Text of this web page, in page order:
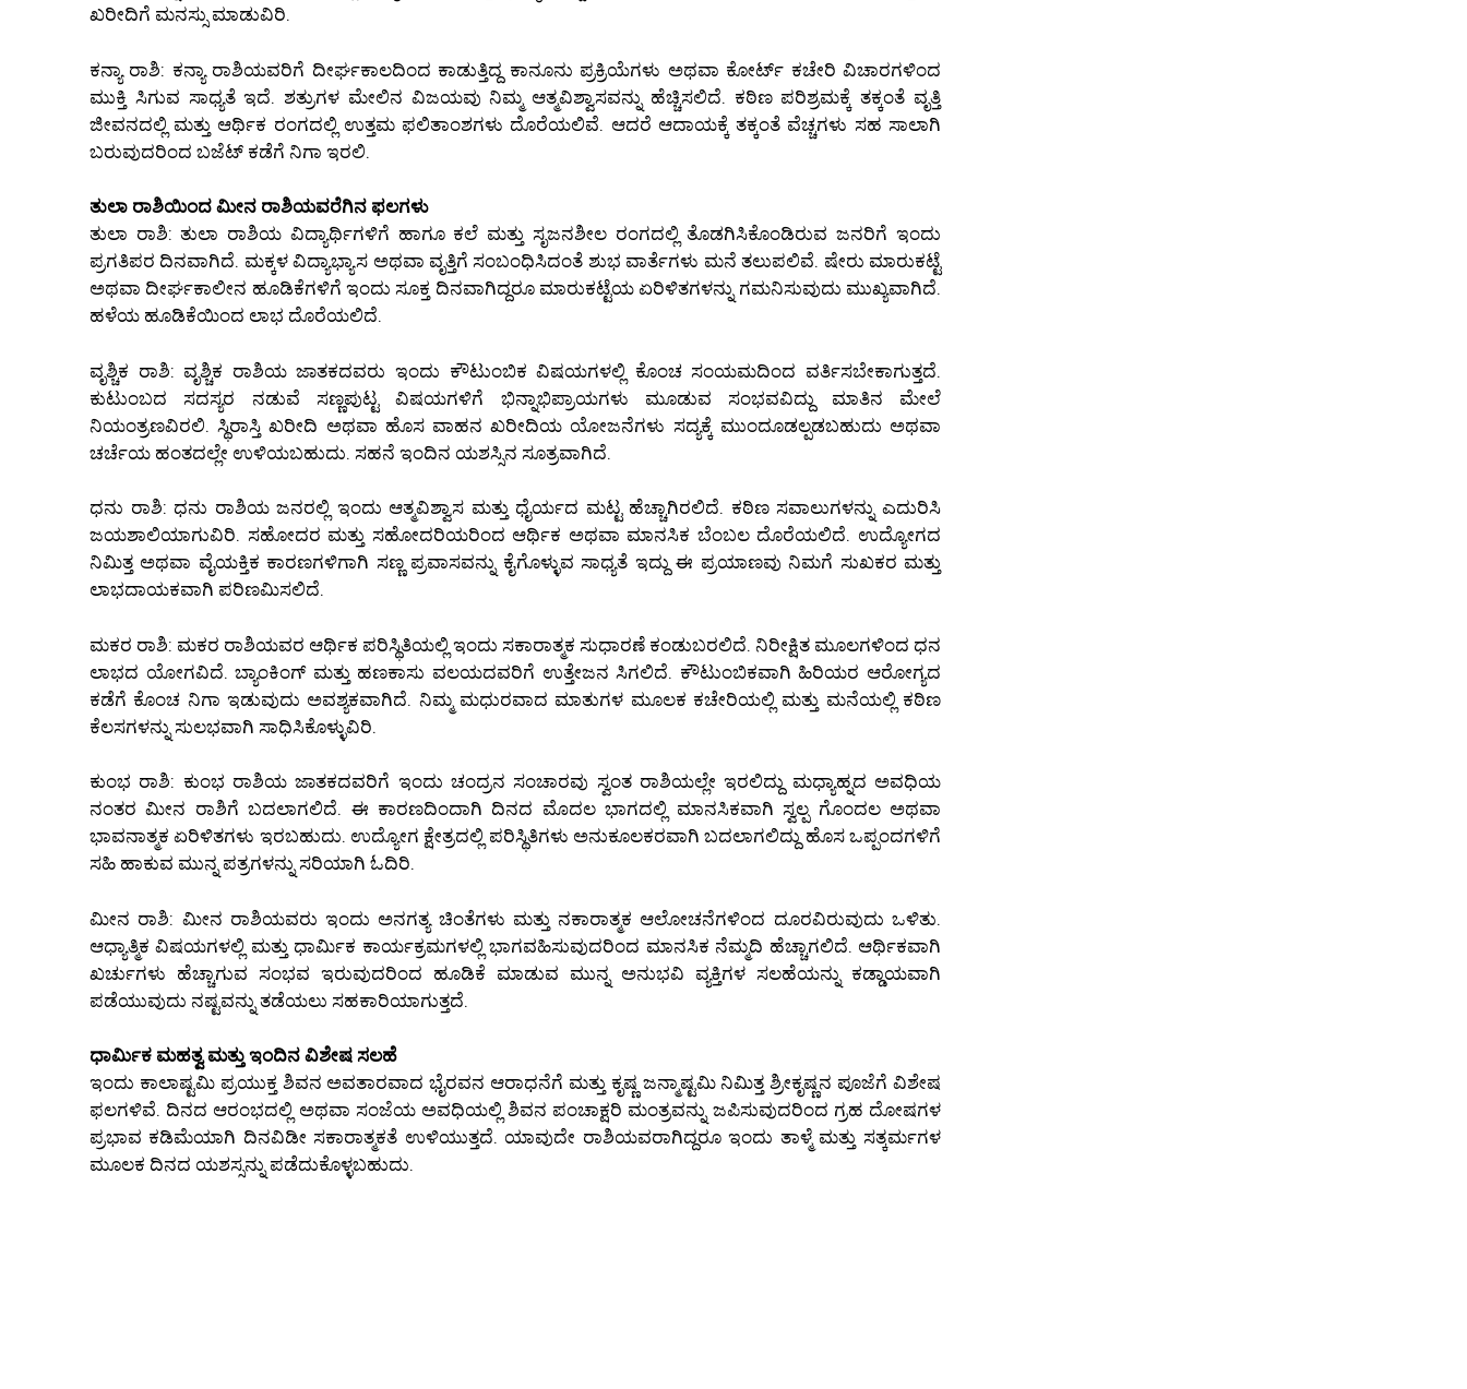
ಖರೀದಿಗೆ ಮನಸ್ಸು ಮಾಡುವಿರಿ.
ಕನ್ಯಾ ರಾಶಿ: ಕನ್ಯಾ ರಾಶಿಯವರಿಗೆ ದೀರ್ಘಕಾಲದಿಂದ ಕಾಡುತ್ತಿದ್ದ ಕಾನೂನು ಪ್ರಕ್ರಿಯೆಗಳು ಅಥವಾ ಕೋರ್ಟ್ ಕಚೇರಿ ವಿಚಾರಗಳಿಂದ
ಮುಕ್ತಿ ಸಿಗುವ ಸಾಧ್ಯತೆ ಇದೆ. ಶತ್ರುಗಳ ಮೇಲಿನ ವಿಜಯವು ನಿಮ್ಮ ಆತ್ಮವಿಶ್ವಾಸವನ್ನು ಹೆಚ್ಚಿಸಲಿದೆ. ಕಠಿಣ ಪರಿಶ್ರಮಕ್ಕೆ ತಕ್ಕಂತೆ ವೃತ್ತಿ
ಜೀವನದಲ್ಲಿ ಮತ್ತು ಆರ್ಥಿಕ ರಂಗದಲ್ಲಿ ಉತ್ತಮ ಫಲಿತಾಂಶಗಳು ದೊರೆಯಲಿವೆ. ಆದರೆ ಆದಾಯಕ್ಕೆ ತಕ್ಕಂತೆ ವೆಚ್ಚಗಳು ಸಹ ಸಾಲಾಗಿ
ಬರುವುದರಿಂದ ಬಜೆಟ್ ಕಡೆಗೆ ನಿಗಾ ಇರಲಿ.
ತುಲಾ ರಾಶಿಯಿಂದ ಮೀನ ರಾಶಿಯವರೆಗಿನ ಫಲಗಳು
ತುಲಾ ರಾಶಿ: ತುಲಾ ರಾಶಿಯ ವಿದ್ಯಾರ್ಥಿಗಳಿಗೆ ಹಾಗೂ ಕಲೆ ಮತ್ತು ಸೃಜನಶೀಲ ರಂಗದಲ್ಲಿ ತೊಡಗಿಸಿಕೊಂಡಿರುವ ಜನರಿಗೆ ಇಂದು
ಪ್ರಗತಿಪರ ದಿನವಾಗಿದೆ. ಮಕ್ಕಳ ವಿದ್ಯಾಭ್ಯಾಸ ಅಥವಾ ವೃತ್ತಿಗೆ ಸಂಬಂಧಿಸಿದಂತೆ ಶುಭ ವಾರ್ತೆಗಳು ಮನೆ ತಲುಪಲಿವೆ. ಷೇರು ಮಾರುಕಟ್ಟೆ
ಅಥವಾ ದೀರ್ಘಕಾಲೀನ ಹೂಡಿಕೆಗಳಿಗೆ ಇಂದು ಸೂಕ್ತ ದಿನವಾಗಿದ್ದರೂ ಮಾರುಕಟ್ಟೆಯ ಏರಿಳಿತಗಳನ್ನು ಗಮನಿಸುವುದು ಮುಖ್ಯವಾಗಿದೆ.
ಹಳೆಯ ಹೂಡಿಕೆಯಿಂದ ಲಾಭ ದೊರೆಯಲಿದೆ.
ವೃಶ್ಚಿಕ ರಾಶಿ: ವೃಶ್ಚಿಕ ರಾಶಿಯ ಜಾತಕದವರು ಇಂದು ಕೌಟುಂಬಿಕ ವಿಷಯಗಳಲ್ಲಿ ಕೊಂಚ ಸಂಯಮದಿಂದ ವರ್ತಿಸಬೇಕಾಗುತ್ತದೆ.
ಕುಟುಂಬದ ಸದಸ್ಯರ ನಡುವೆ ಸಣ್ಣಪುಟ್ಟ ವಿಷಯಗಳಿಗೆ ಭಿನ್ನಾಭಿಪ್ರಾಯಗಳು ಮೂಡುವ ಸಂಭವವಿದ್ದು ಮಾತಿನ ಮೇಲೆ
ನಿಯಂತ್ರಣವಿರಲಿ. ಸ್ಥಿರಾಸ್ತಿ ಖರೀದಿ ಅಥವಾ ಹೊಸ ವಾಹನ ಖರೀದಿಯ ಯೋಜನೆಗಳು ಸದ್ಯಕ್ಕೆ ಮುಂದೂಡಲ್ಪಡಬಹುದು ಅಥವಾ
ಚರ್ಚೆಯ ಹಂತದಲ್ಲೇ ಉಳಿಯಬಹುದು. ಸಹನೆ ಇಂದಿನ ಯಶಸ್ಸಿನ ಸೂತ್ರವಾಗಿದೆ.
ಧನು ರಾಶಿ: ಧನು ರಾಶಿಯ ಜನರಲ್ಲಿ ಇಂದು ಆತ್ಮವಿಶ್ವಾಸ ಮತ್ತು ಧೈರ್ಯದ ಮಟ್ಟ ಹೆಚ್ಚಾಗಿರಲಿದೆ. ಕಠಿಣ ಸವಾಲುಗಳನ್ನು ಎದುರಿಸಿ
ಜಯಶಾಲಿಯಾಗುವಿರಿ. ಸಹೋದರ ಮತ್ತು ಸಹೋದರಿಯರಿಂದ ಆರ್ಥಿಕ ಅಥವಾ ಮಾನಸಿಕ ಬೆಂಬಲ ದೊರೆಯಲಿದೆ. ಉದ್ಯೋಗದ
ನಿಮಿತ್ತ ಅಥವಾ ವೈಯಕ್ತಿಕ ಕಾರಣಗಳಿಗಾಗಿ ಸಣ್ಣ ಪ್ರವಾಸವನ್ನು ಕೈಗೊಳ್ಳುವ ಸಾಧ್ಯತೆ ಇದ್ದು ಈ ಪ್ರಯಾಣವು ನಿಮಗೆ ಸುಖಕರ ಮತ್ತು
ಲಾಭದಾಯಕವಾಗಿ ಪರಿಣಮಿಸಲಿದೆ.
ಮಕರ ರಾಶಿ: ಮಕರ ರಾಶಿಯವರ ಆರ್ಥಿಕ ಪರಿಸ್ಥಿತಿಯಲ್ಲಿ ಇಂದು ಸಕಾರಾತ್ಮಕ ಸುಧಾರಣೆ ಕಂಡುಬರಲಿದೆ. ನಿರೀಕ್ಷಿತ ಮೂಲಗಳಿಂದ ಧನ
ಲಾಭದ ಯೋಗವಿದೆ. ಬ್ಯಾಂಕಿಂಗ್ ಮತ್ತು ಹಣಕಾಸು ವಲಯದವರಿಗೆ ಉತ್ತೇಜನ ಸಿಗಲಿದೆ. ಕೌಟುಂಬಿಕವಾಗಿ ಹಿರಿಯರ ಆರೋಗ್ಯದ
ಕಡೆಗೆ ಕೊಂಚ ನಿಗಾ ಇಡುವುದು ಅವಶ್ಯಕವಾಗಿದೆ. ನಿಮ್ಮ ಮಧುರವಾದ ಮಾತುಗಳ ಮೂಲಕ ಕಚೇರಿಯಲ್ಲಿ ಮತ್ತು ಮನೆಯಲ್ಲಿ ಕಠಿಣ
ಕೆಲಸಗಳನ್ನು ಸುಲಭವಾಗಿ ಸಾಧಿಸಿಕೊಳ್ಳುವಿರಿ.
ಕುಂಭ ರಾಶಿ: ಕುಂಭ ರಾಶಿಯ ಜಾತಕದವರಿಗೆ ಇಂದು ಚಂದ್ರನ ಸಂಚಾರವು ಸ್ವಂತ ರಾಶಿಯಲ್ಲೇ ಇರಲಿದ್ದು ಮಧ್ಯಾಹ್ನದ ಅವಧಿಯ
ನಂತರ ಮೀನ ರಾಶಿಗೆ ಬದಲಾಗಲಿದೆ. ಈ ಕಾರಣದಿಂದಾಗಿ ದಿನದ ಮೊದಲ ಭಾಗದಲ್ಲಿ ಮಾನಸಿಕವಾಗಿ ಸ್ವಲ್ಪ ಗೊಂದಲ ಅಥವಾ
ಭಾವನಾತ್ಮಕ ಏರಿಳಿತಗಳು ಇರಬಹುದು. ಉದ್ಯೋಗ ಕ್ಷೇತ್ರದಲ್ಲಿ ಪರಿಸ್ಥಿತಿಗಳು ಅನುಕೂಲಕರವಾಗಿ ಬದಲಾಗಲಿದ್ದು ಹೊಸ ಒಪ್ಪಂದಗಳಿಗೆ
ಸಹಿ ಹಾಕುವ ಮುನ್ನ ಪತ್ರಗಳನ್ನು ಸರಿಯಾಗಿ ಓದಿರಿ.
ಮೀನ ರಾಶಿ: ಮೀನ ರಾಶಿಯವರು ಇಂದು ಅನಗತ್ಯ ಚಿಂತೆಗಳು ಮತ್ತು ನಕಾರಾತ್ಮಕ ಆಲೋಚನೆಗಳಿಂದ ದೂರವಿರುವುದು ಒಳಿತು.
ಆಧ್ಯಾತ್ಮಿಕ ವಿಷಯಗಳಲ್ಲಿ ಮತ್ತು ಧಾರ್ಮಿಕ ಕಾರ್ಯಕ್ರಮಗಳಲ್ಲಿ ಭಾಗವಹಿಸುವುದರಿಂದ ಮಾನಸಿಕ ನೆಮ್ಮದಿ ಹೆಚ್ಚಾಗಲಿದೆ. ಆರ್ಥಿಕವಾಗಿ
ಖರ್ಚುಗಳು ಹೆಚ್ಚಾಗುವ ಸಂಭವ ಇರುವುದರಿಂದ ಹೂಡಿಕೆ ಮಾಡುವ ಮುನ್ನ ಅನುಭವಿ ವ್ಯಕ್ತಿಗಳ ಸಲಹೆಯನ್ನು ಕಡ್ಡಾಯವಾಗಿ
ಪಡೆಯುವುದು ನಷ್ಟವನ್ನು ತಡೆಯಲು ಸಹಕಾರಿಯಾಗುತ್ತದೆ.
ಧಾರ್ಮಿಕ ಮಹತ್ವ ಮತ್ತು ಇಂದಿನ ವಿಶೇಷ ಸಲಹೆ
ಇಂದು ಕಾಲಾಷ್ಟಮಿ ಪ್ರಯುಕ್ತ ಶಿವನ ಅವತಾರವಾದ ಭೈರವನ ಆರಾಧನೆಗೆ ಮತ್ತು ಕೃಷ್ಣ ಜನ್ಮಾಷ್ಟಮಿ ನಿಮಿತ್ತ ಶ್ರೀಕೃಷ್ಣನ ಪೂಜೆಗೆ ವಿಶೇಷ
ಫಲಗಳಿವೆ. ದಿನದ ಆರಂಭದಲ್ಲಿ ಅಥವಾ ಸಂಜೆಯ ಅವಧಿಯಲ್ಲಿ ಶಿವನ ಪಂಚಾಕ್ಷರಿ ಮಂತ್ರವನ್ನು ಜಪಿಸುವುದರಿಂದ ಗ್ರಹ ದೋಷಗಳ
ಪ್ರಭಾವ ಕಡಿಮೆಯಾಗಿ ದಿನವಿಡೀ ಸಕಾರಾತ್ಮಕತೆ ಉಳಿಯುತ್ತದೆ. ಯಾವುದೇ ರಾಶಿಯವರಾಗಿದ್ದರೂ ಇಂದು ತಾಳ್ಮೆ ಮತ್ತು ಸತ್ಕರ್ಮಗಳ
ಮೂಲಕ ದಿನದ ಯಶಸ್ಸನ್ನು ಪಡೆದುಕೊಳ್ಳಬಹುದು.